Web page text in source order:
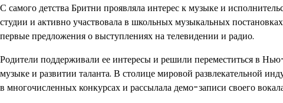
С самого детства Бритни проявляла интерес к музыке и
студии и активно участвовала в школьных музыкальных
первые предложения о выступлениях на телевидении и радио.
Родители поддерживали ее интересы и решили переместиться в
музыке и развитии таланта. В столице мировой развлекательной
в многочисленных конкурсах и рассылала демо-записи своего